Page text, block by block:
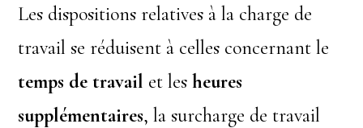
Les dispositions relatives à la charge de
travail se réduisent à celles concernant le
temps de travail et lesheures
supplémentaires, la surcharge de travail